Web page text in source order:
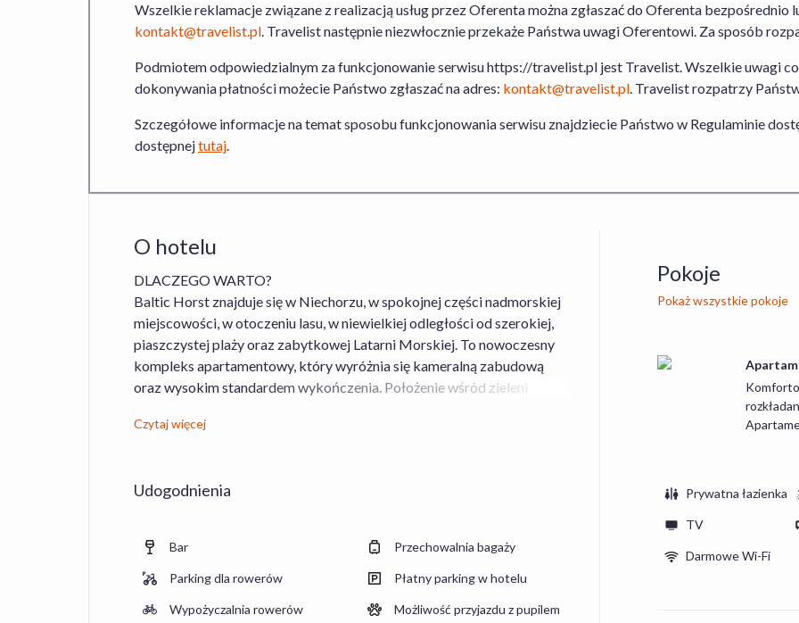
Wszelkie reklamacje związane z realizacją usług przez Oferenta można zgłaszać do Oferenta bezpośrednio
kontakt@travelist.pl. Travelist następnie niezwłocznie przekaże Państwa uwagi Oferentowi. Za sposób
Podmiotem odpowiedzialnym za funkcjonowanie serwisu https://travelist.pl jest Travelist. Wszelkie uwagi
dokonywania płatności możecie Państwo zgłaszać na adres: kontakt@travelist.pl. Travelist rozpatrzy
Szczegółowe informacje na temat sposobu funkcjonowania serwisu znajdziecie Państwo w Regulaminie
dostępnejtutaj.
O hotelu
DLACZEGO WARTO?
Baltic Horst znajduje się w Niechorzu, w spokojnej części nadmorskiej
miejscowości, w otoczeniu lasu, w niewielkiej odległości od szerokiej,
piaszczystej plaży oraz zabytkowej Latarni Morskiej. To nowoczesny
kompleks apartamentowy, który wyróżnia się kameralną zabudową
oraz wysokim standardem wykończenia. Położenie wśród zieleni
szybko dotrzeć do najważniejszych atrakcji kurortu. Bliskość morza,
połączone ze sobą budynki - A,B,C,D.
prysznicem, suszarką do włosów, aneksem kuchennym, czajnikiem
elektrycznym, telewizorem oraz dostępem do Wi-Fi.
ATRAKCJE OBIEKTU
- basen wewnętrzny
Czytaj więcej
Udogodnienia
Bar
Parking dla rowerów
Wypożyczalnia rowerów
Przechowalnia bagaży
Płatny parking w hotelu
Możliwość przyjazdu z pupilem
Pokoje
Pokaż wszystkie pokoje
Prywatna łazienka
TV
Darmowe Wi-Fi